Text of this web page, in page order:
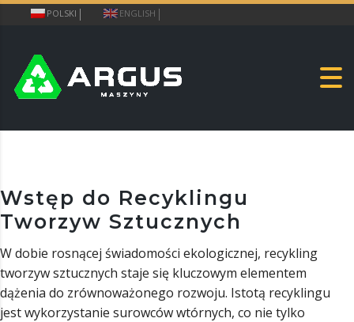
POLSKI ENGLISH
Wstęp do Recyklingu
Tworzyw Sztucznych
W dobie rosnącej świadomości ekologicznej, recykling
tworzyw sztucznych staje się kluczowym elementem
dążenia do zrównoważonego rozwoju. Istotą recyklingu
jest wykorzystanie surowców wtórnych, co nie tylko